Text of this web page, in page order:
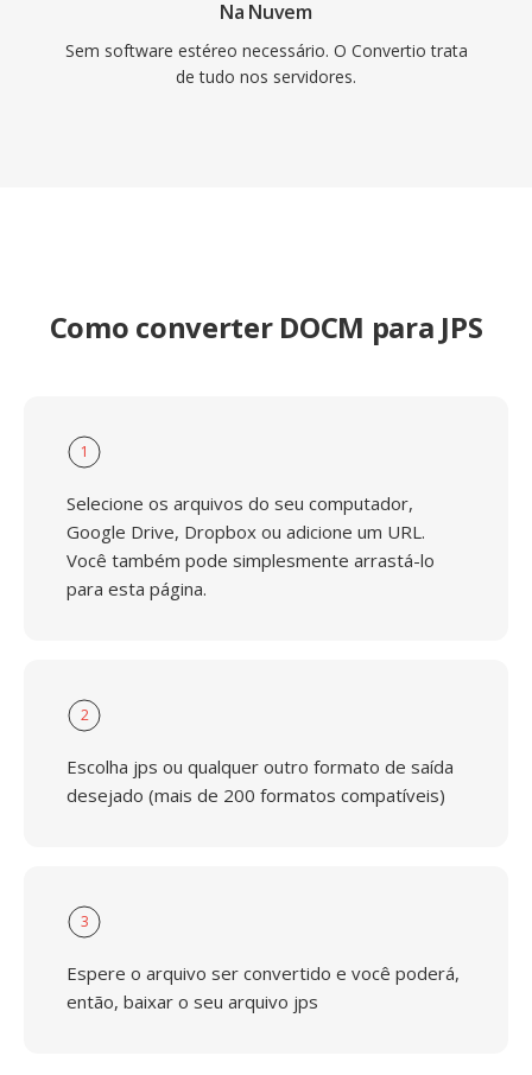
Na Nuvem
Sem software estéreo necessário. O Convertio trata
de tudo nos servidores.
Como converter DOCM para JPS
1
Selecione os arquivos do seu computador,
Google Drive, Dropbox ou adicione um URL.
Você também pode simplesmente arrastá-lo
para esta página.
2
Escolha jps ou qualquer outro formato de saída
desejado (mais de 200 formatos compatíveis)
3
Espere o arquivo ser convertido e você poderá,
então, baixar o seu arquivo jps